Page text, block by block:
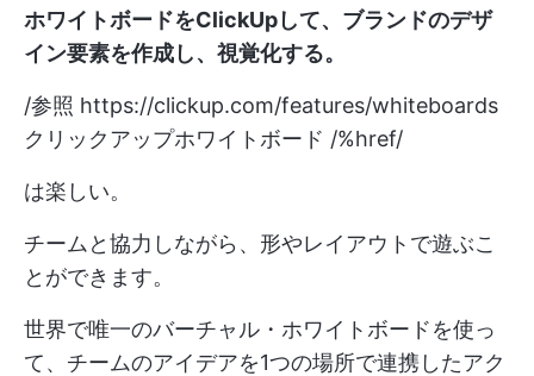
ホワイトボードをClickUpして、ブランドのデザ
イン要素を作成し、視覚化する。
/参照 https://clickup.com/features/whiteboards
クリックアップホワイトボード /%href/
は楽しい。
チームと協力しながら、形やレイアウトで遊ぶこ
とができます。
世界で唯一のバーチャル・ホワイトボードを使っ
て、チームのアイデアを1つの場所で連携したアク